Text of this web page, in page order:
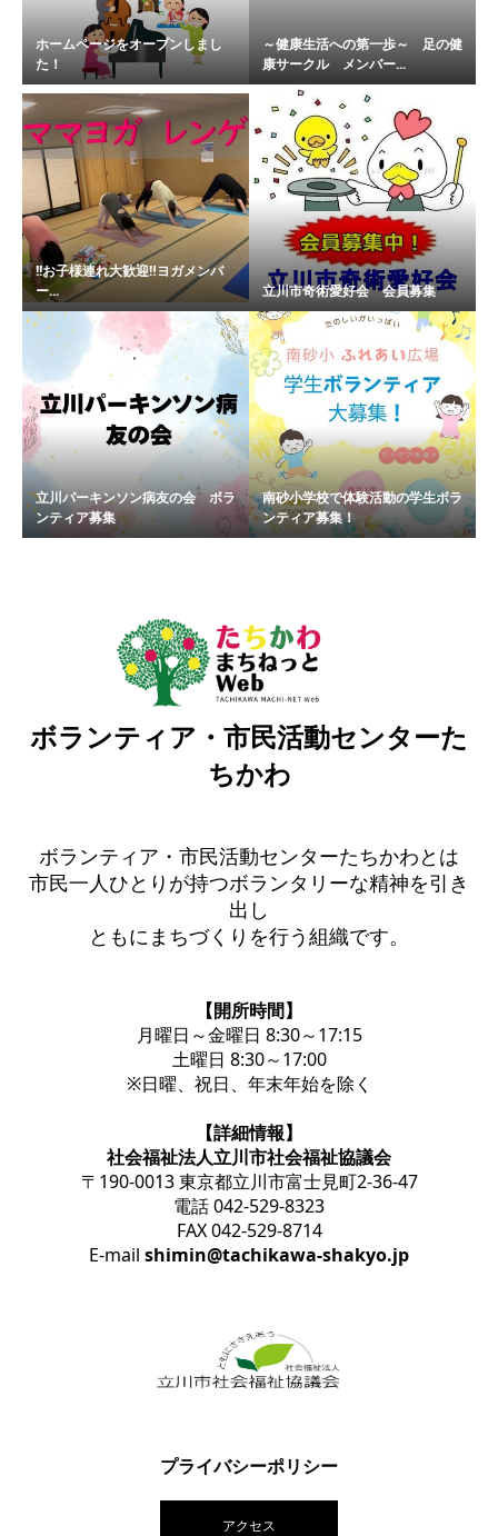
ホームページをオープンしまし
た！
～健康生活への第一歩～ 足の健
康サークル メンバー...
!!お子様連れ大歓迎‼︎ヨガメンバ
ー...
立川市奇術愛好会 会員募集
立川パーキンソン病友の会 ボラ
ンティア募集
南砂小学校で体験活動の学生ボラ
ンティア募集！
ボランティア・市民活動センターた
ちかわ
ボランティア・市民活動センターたちかわとは
市民一人ひとりが持つボランタリーな精神を引き
出し
ともにまちづくりを行う組織です。
【開所時間】
月曜日～金曜日 8:30～17:15
土曜日 8:30～17:00
※日曜、祝日、年末年始を除く
【詳細情報】
社会福祉法人立川市社会福祉協議会
〒190-0013 東京都立川市富士見町2-36-47
電話 042-529-8323
FAX 042-529-8714
E-mail shimin@tachikawa-shakyo.jp
プライバシーポリシー
アクセス